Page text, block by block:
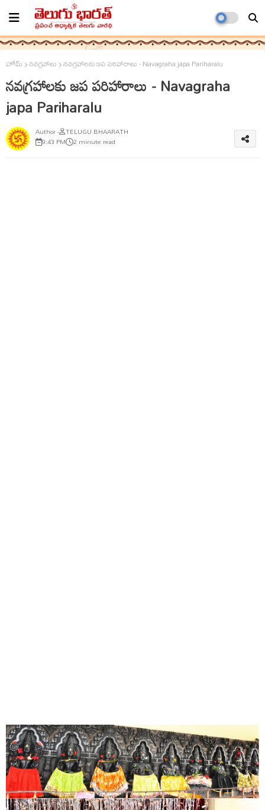
హోమ్ నవగ్రహాలు నవగ్రహాలకు జప పరిహారాలు - Navagraha japa Pariharalu
నవగ్రహాలకు జప పరిహారాలు - Navagraha
japa Pariharalu
TELUGU BHAARATH
9:43 PM 2 minute read